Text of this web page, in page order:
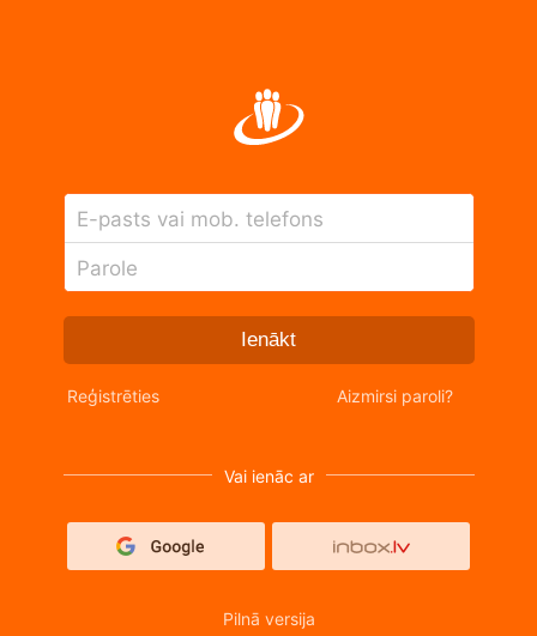
E-pasts vai mob. telefons
Parole
Ienākt
Reģistrēties Aizmirsi paroli?
Vai ienāc ar
Pilnā versija